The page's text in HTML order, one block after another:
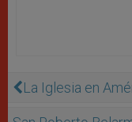
La Iglesia en